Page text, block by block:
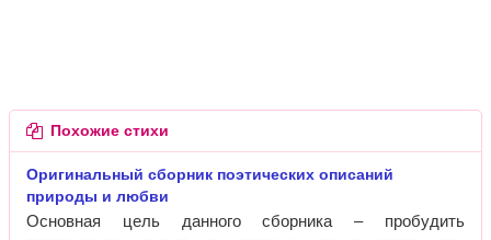
Похожие стихи
Оригинальный сборник поэтических описаний
природы и любви
Основная цель данного сборника – пробудить